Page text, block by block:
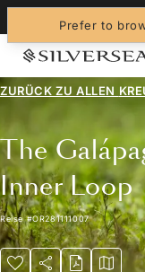
Prefer to
ZURÜCK ZU ALLEN
The
Inner Loop
Reise#OR281111007